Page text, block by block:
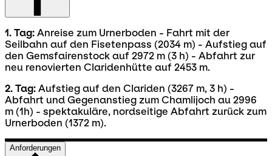
1. Tag: Anreise zum Urnerboden - Fahrt mit der
Seilbahn auf den Fisetenpass (2034 m) - Aufstieg auf
den Gemsfairenstock auf 2972 m (3 h) - Abfahrt zur
neu renovierten Claridenhütte auf 2453 m.
2. Tag: Aufstieg auf den Clariden (3267 m, 3 h) -
Abfahrt und Gegenanstieg zum Chamlijoch au 2996
m (1h) - spektakuläre, nordseitige Abfahrt zurück zum
Urnerboden (1372 m).
Anforderungen